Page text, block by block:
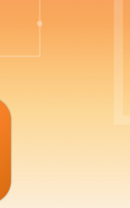
区中构建
、执行跨
理解。
实施之前
对设计和
与利益相
相互间的
进而做出